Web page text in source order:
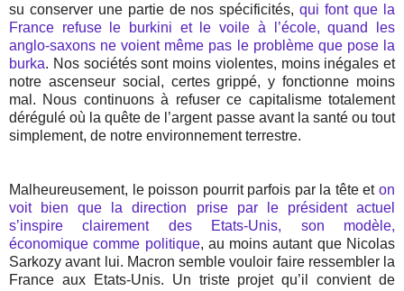
su conserver une partie de nos spécificités,qui font que la
France refuse le burkini et le voile à l’école, quand les
anglo-saxons ne voient même pas le problème que pose la
burka. Nos sociétés sont moins violentes, moins inégales et
notre ascenseur social, certes grippé, y fonctionne moins
mal. Nous continuons à refuser ce capitalisme totalement
dérégulé où la quête de l’argent passe avant la santé ou tout
simplement, de notre environnement terrestre.
Malheureusement, le poisson pourrit parfois par la tête et on
voit bien que la direction prise par le président actuel
s’inspire clairement des Etats-Unis, son modèle,
économique comme politique, au moins autant que Nicolas
Sarkozy avant lui. Macron semble vouloir faire ressembler la
France aux Etats-Unis. Un triste projet qu’il convient de